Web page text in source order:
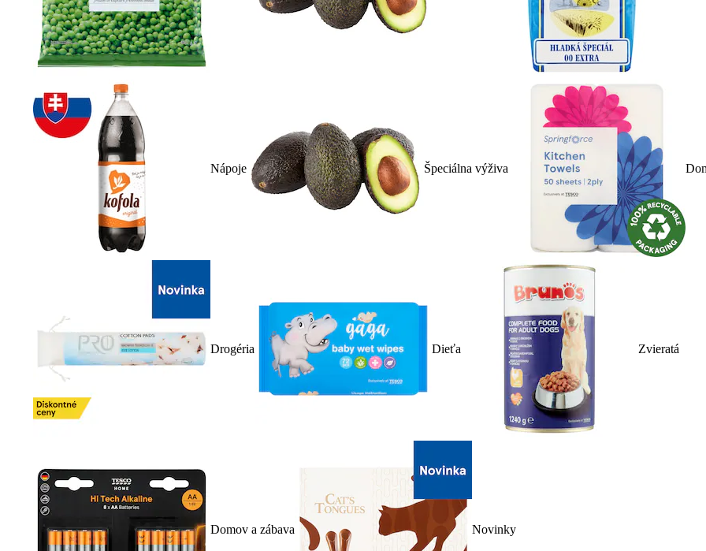
Nápoje Špeciálna výživa
Drogéria Dieťa Zvieratá
Domov a zábava Novinky